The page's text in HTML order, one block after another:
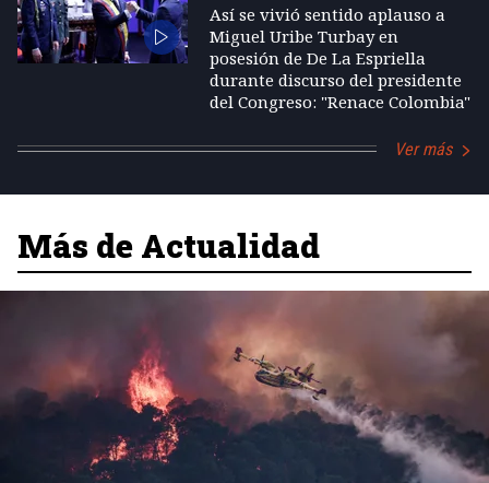
Así se vivió sentido aplauso a
Miguel Uribe Turbay en
posesión de De La Espriella
durante discurso del presidente
del Congreso: "Renace Colombia"
Ver más
Más de Actualidad